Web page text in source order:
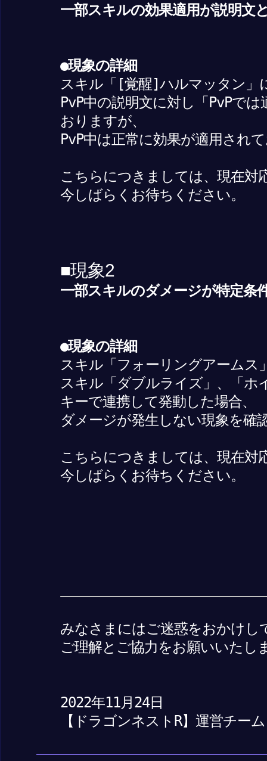
一部スキルの効果適用が説明文
●現象の詳細
スキル「[覚醒]ハルマッタン」
PvP中の説明文に対し「PvPで
おりますが、
PvP中は正常に効果が適用され
こちらにつきましては、現在対
今しばらくお待ちください。
■現象2
一部スキルのダメージが特定条
●現象の詳細
スキル「フォーリングアームス
スキル「ダブルライズ」、「
キーで連携して発動した場合、
ダメージが発生しない現象を確
こちらにつきましては、現在対
今しばらくお待ちください。
みなさまにはご迷惑をおかけし
ご理解とご協力をお願いいたし
2022年11月24日
【ドラゴンネストR】運営チーム